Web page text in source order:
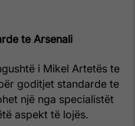
te Arsenali
i Mikel Artetës te
goditjet standarde te
një nga specialistët
aspekt të lojës.